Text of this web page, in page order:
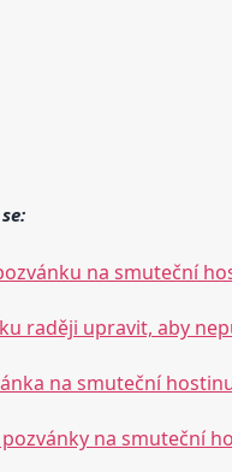
na smuteční
raději upravit, aby
na smuteční
na smuteční